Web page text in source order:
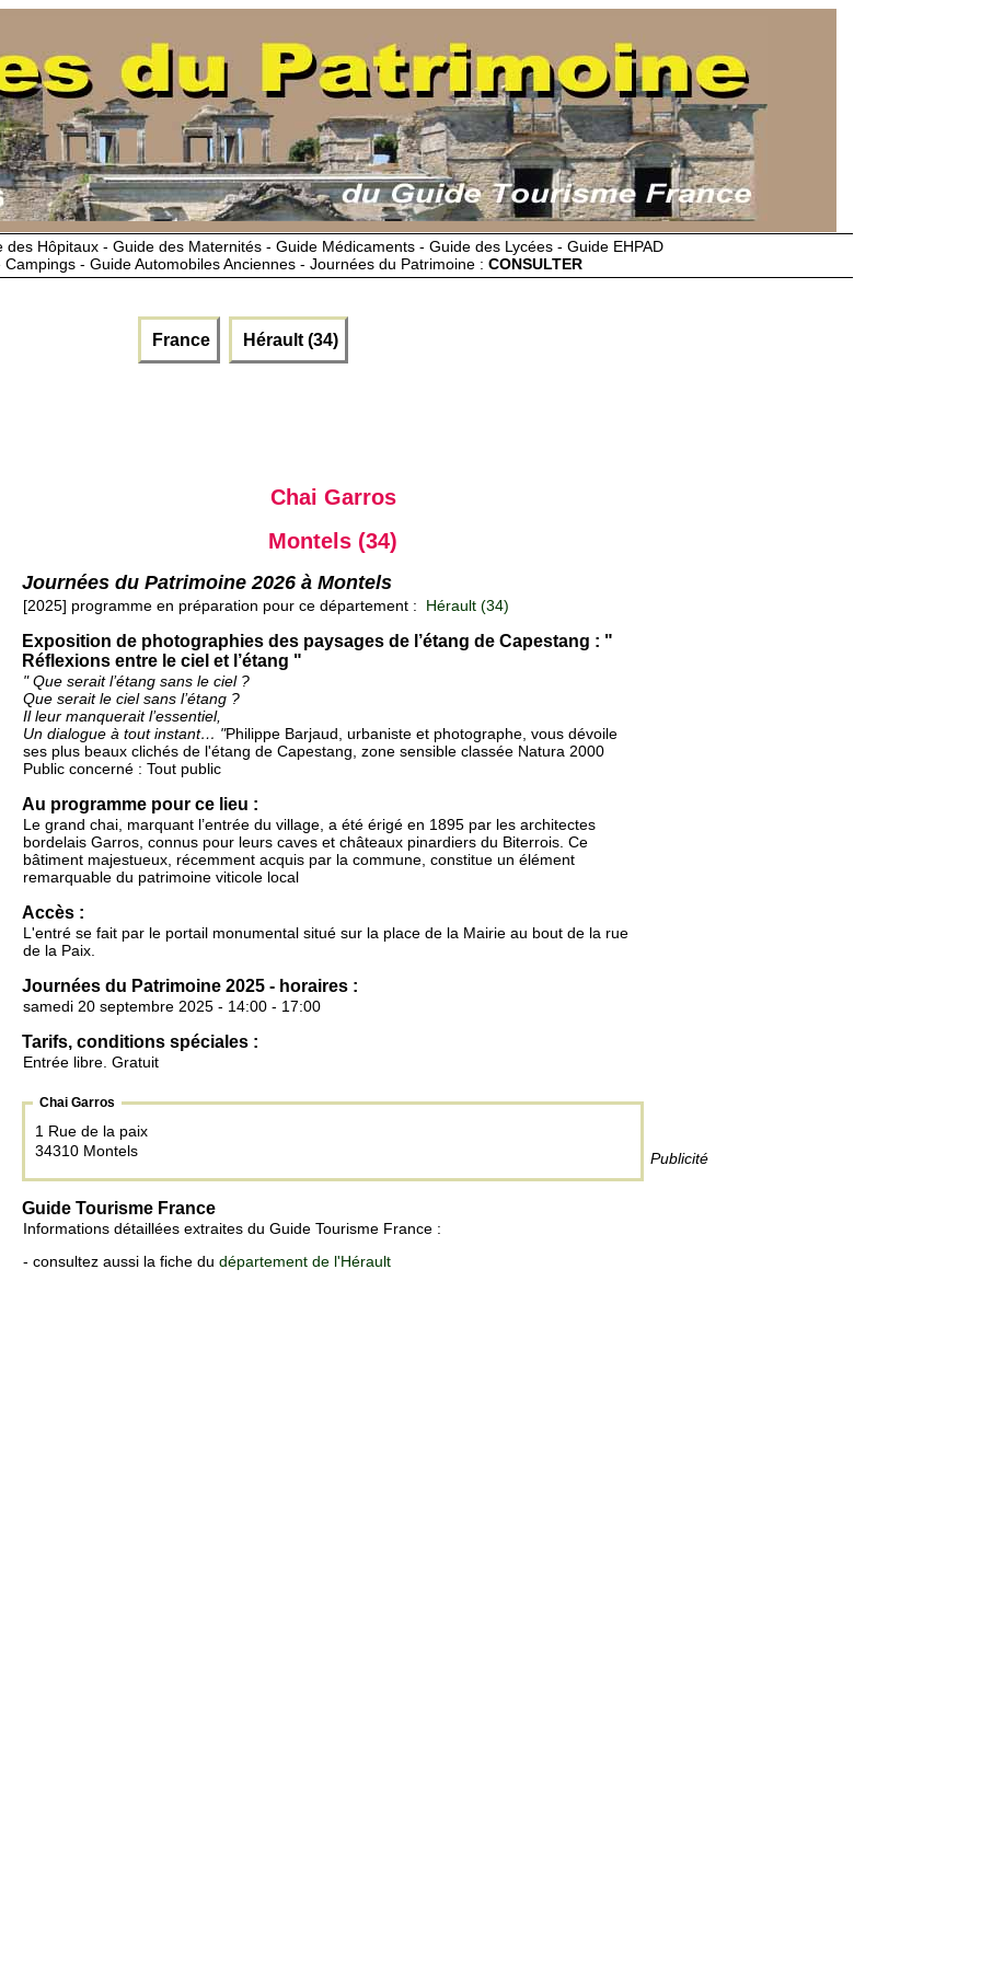
Hôpitaux - Guide des Maternités - Guide Médicaments - Guide des Lycées - Guide EHPAD
- Guide Automobiles Anciennes - Journées du Patrimoine : CONSULTER
France Hérault (34)
Publicité
Chai Garros
Montels (34)
Journées du Patrimoine 2026 à Montels
[2025] programme en préparation pour ce département : Hérault (34)
Exposition de photographies des paysages de l’étang de Capestang : "
Réflexions entre le ciel et l’étang "
" Que serait l’étang sans le ciel ?
Que serait le ciel sans l’étang ?
Il leur manquerait l’essentiel,
Un dialogue à tout instant… "Philippe Barjaud, urbaniste et photographe, vous dévoile
ses plus beaux clichés de l'étang de Capestang, zone sensible classée Natura 2000
Public concerné : Tout public
Au programme pour ce lieu :
Le grand chai, marquant l’entrée du village, a été érigé en 1895 par les architectes
bordelais Garros, connus pour leurs caves et châteaux pinardiers du Biterrois. Ce
bâtiment majestueux, récemment acquis par la commune, constitue un élément
remarquable du patrimoine viticole local
Accès :
L'entré se fait par le portail monumental situé sur la place de la Mairie au bout de la rue
de la Paix.
Journées du Patrimoine 2025 - horaires :
samedi 20 septembre 2025 - 14:00 - 17:00
Tarifs, conditions spéciales :
Entrée libre. Gratuit
Chai Garros
1 Rue de la paix
34310 Montels
Guide Tourisme France
Informations détaillées extraites du Guide Tourisme France :
- consultez aussi la fiche du département de l'Hérault